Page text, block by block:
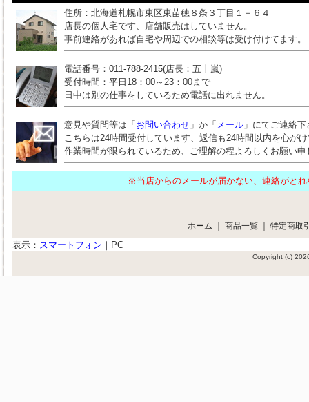
住所：北海道札幌市東区東苗穂８条３丁目１－６４
店長の個人宅です、店舗販売はしていません。
事前連絡があれば自宅や周辺での相談等は受け付けてます。
電話番号：011-788-2415(店長：五十嵐)
受付時間：平日18：00～23：00まで
日中は別の仕事をしているため電話に出れません。
意見や質問等は「 お問い合わせ 」か「 メール 」にてご連絡
こちらは24時間受付しています、返信も24時間以内を心が
作業時間が限られているため、ご理解の程よろしくお願い申
※当店からのメールが届かない、連絡が
ホーム ｜ 商品一覧 ｜ 特定商取
表示： スマートフォン ｜ PC
Copyright (c)